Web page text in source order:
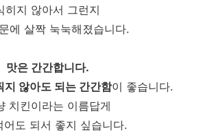
히지 않아서 그런지
에 살짝 눅눅해졌습니다.
맛은 간간합니다.
지 않아도 되는 간간함이 좋습니다.
치킨이라는 이름답게
어도 되서 좋지 싶습니다.